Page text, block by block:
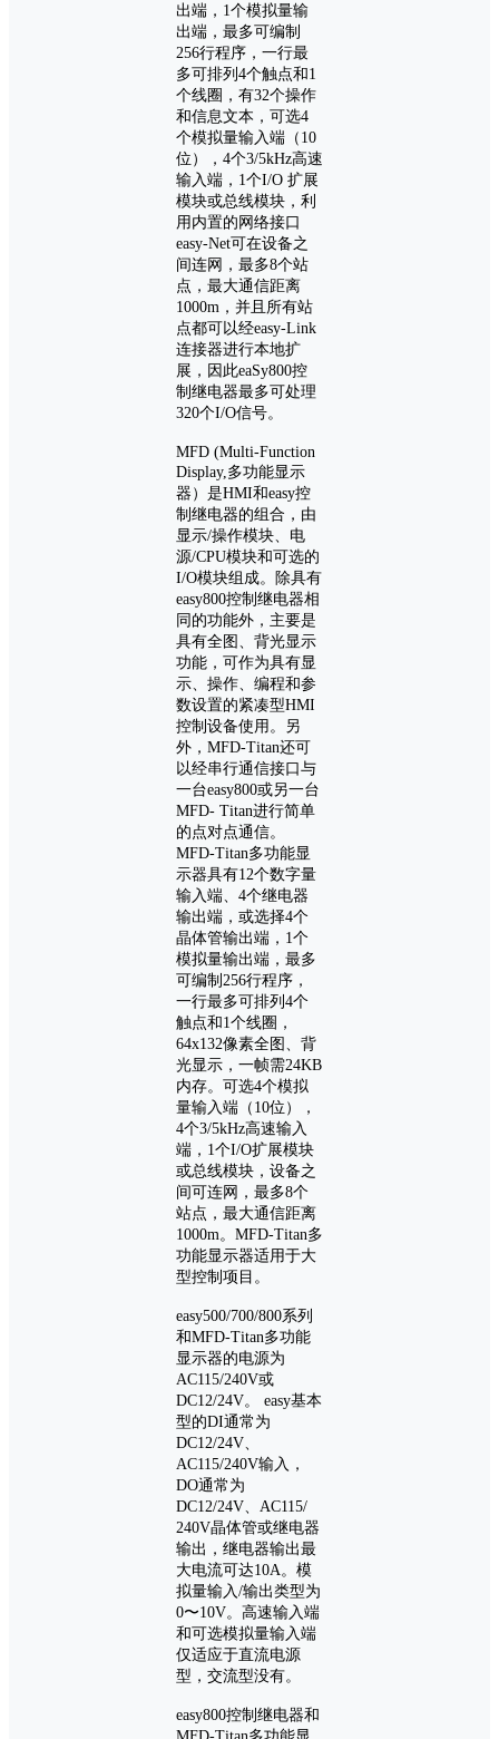
出端，1个模拟量输
出端，最多可编制
256行程序，一行最
多可排列4个触点和1
个线圈，有32个操作
和信息文本，可选4
个模拟量输入端（10
位），4个3/5kHz高速
输入端，1个I/O 扩展
模块或总线模块，利
用内置的网络接口
easy-Net可在设备之
间连网，最多8个站
点，最大通信距离
1000m，并且所有站
点都可以经easy-Link
连接器进行本地扩
展，因此eaSy800控
制继电器最多可处理
320个I/O信号。
MFD (Multi-Function
Display,多功能显示
器）是HMI和easy控
制继电器的组合，由
显示/操作模块、电
源/CPU模块和可选的
I/O模块组成。除具有
easy800控制继电器相
同的功能外，主要是
具有全图、背光显示
功能，可作为具有显
示、操作、编程和参
数设置的紧凑型HMI
控制设备使用。另
外，MFD-Titan还可
以经串行通信接口与
一台easy800或另一台
MFD- Titan进行简单
的点对点通信。
MFD-Titan多功能显
示器具有12个数字量
输入端、4个继电器
输出端，或选择4个
晶体管输出端，1个
模拟量输出端，最多
可编制256行程序，
一行最多可排列4个
触点和1个线圈，
64x132像素全图、背
光显示，一帧需24KB
内存。可选4个模拟
量输入端（10位），
4个3/5kHz高速输入
端，1个I/O扩展模块
或总线模块，设备之
间可连网，最多8个
站点，最大通信距离
1000m。MFD-Titan多
功能显示器适用于大
型控制项目。
easy500/700/800系列
和MFD-Titan多功能
显示器的电源为
AC115/240V或
DC12/24V。 easy基本
型的DI通常为
DC12/24V、
AC115/240V输入，
DO通常为
DC12/24V、AC115/
240V晶体管或继电器
输出，继电器输出最
大电流可达10A。模
拟量输入/输出类型为
0〜10V。高速输入端
和可选模拟量输入端
仅适应于直流电源
型，交流型没有。
easy800控制继电器和